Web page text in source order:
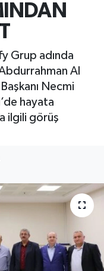
Grup adında
Al
Necmi
hayata
ilgili görüş